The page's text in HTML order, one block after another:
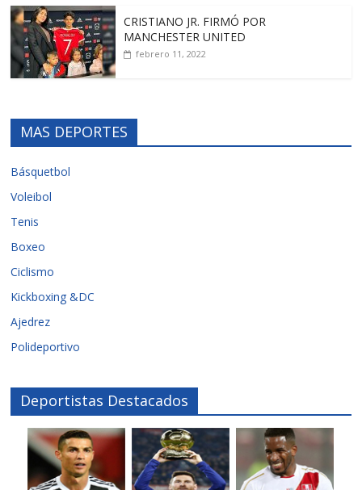
CRISTIANO JR. FIRMÓ POR
MANCHESTER UNITED
febrero 11, 2022
MAS DEPORTES
Básquetbol
Voleibol
Tenis
Boxeo
Ciclismo
Kickboxing &DC
Ajedrez
Polideportivo
Deportistas Destacados